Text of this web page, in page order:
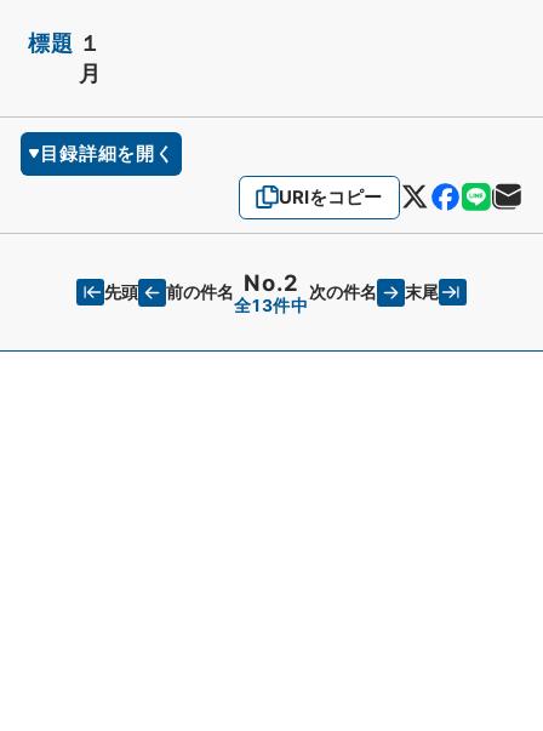
標題 １
月
目録詳細を開く
URIをコピー
先頭 前の件名 No.2
全13件中
次の件名 末尾